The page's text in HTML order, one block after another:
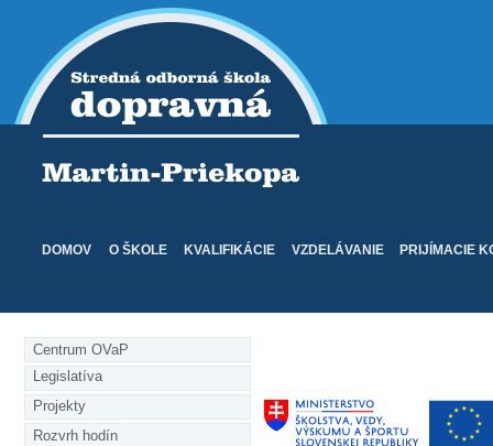
O ŠKOLE KVALIFIKÁCIE PRIJÍMACIE
DOMOV VZDELÁVANIE
Projekty
Rozvrh hodín
Centrum OVaP
Legislatíva